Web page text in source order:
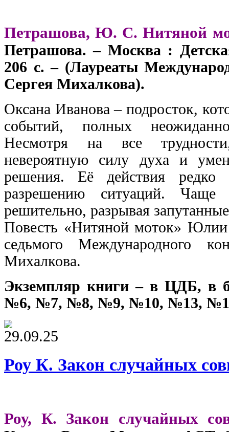
Петрашова, Ю. С. Нитяной
Петрашова. – Москва :
206 с. – (Лауреаты
Сергея Михалкова).
Оксана Иванова – подросток,
событий, полных
Несмотря на все
невероятную силу духа и
решения. Её действия редко
разрешению ситуаций. Чаще
решительно, разрывая
Повесть «Нитяной моток» Юлии
седьмого Международного
Михалкова.
Экземпляр книги – в ЦДБ, в
№6, №7, №8, №9, №10, №13,
29.09.25
Роу К. Закон случайных
Роу, К. Закон случайных